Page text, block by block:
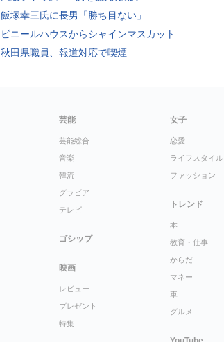
飯塚幸三氏に長男「勝ち目ない」
ビニールハウスからシャインマスカット約200房を盗んだ疑い ネットで販売か 無職の男（42）逮捕 岡山県警
秋田県職員、報道対応で喫煙
芸能
芸能総合
音楽
韓流
グラビア
テレビ
ゴシップ
映画
レビュー
プレゼント
特集
女子
恋愛
ライフスタイル
ファッション
トレンド
本
教育・仕事
からだ
マネー
車
グルメ